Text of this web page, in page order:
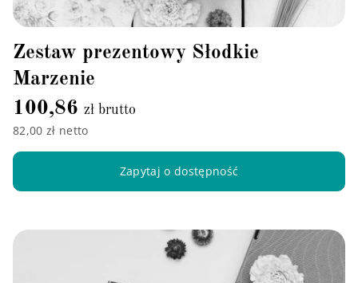
Zestaw prezentowy Słodkie
Marzenie
100,86 zł brutto
82,00 zł netto
Zapytaj o dostępność